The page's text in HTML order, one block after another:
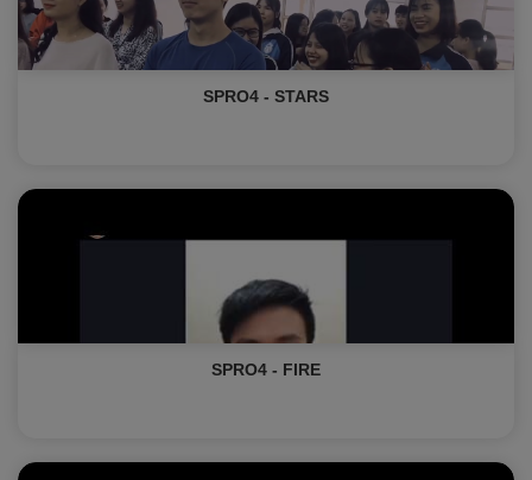
SPRO4 - STARS
SPRO4 - FIRE